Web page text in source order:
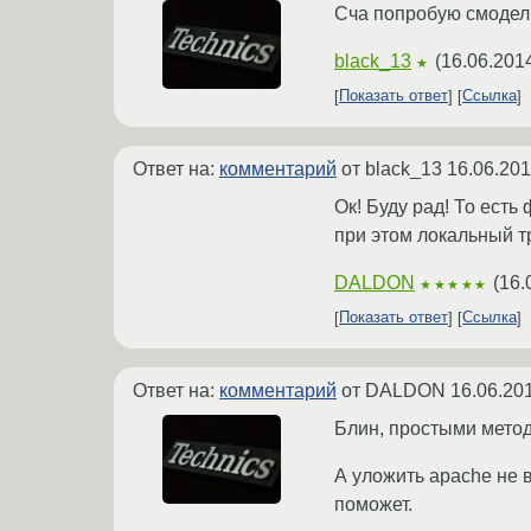
Сча попробую
black_13 ★ (
Показать ответ Ссылка
Ответ на: комментарий от black_13
Ок! Буду рад! То есть
при этом локальный
DALDON ★★★★★ (
Показать ответ Ссылка
Ответ на: комментарий от DALDON
Блин, простыми
А уложить apache не
поможет.